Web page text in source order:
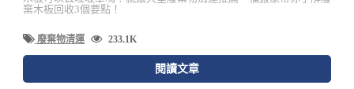
棄木板回收3個要點！
廢棄物清運 233.1K
閱讀文章